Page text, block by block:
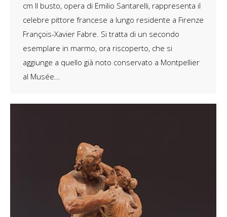
cm Il busto, opera di Emilio Santarelli, rappresenta il
celebre pittore francese a lungo residente a Firenze
François-Xavier Fabre. Si tratta di un secondo
esemplare in marmo, ora riscoperto, che si
aggiunge a quello già noto conservato a Montpellier
al Musée…